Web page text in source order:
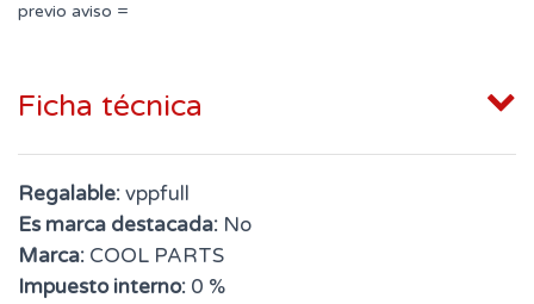
previo aviso =
Ficha técnica
Regalable:vppfull
Es marca destacada: No
Marca: COOL PARTS
Impuesto interno: 0 %